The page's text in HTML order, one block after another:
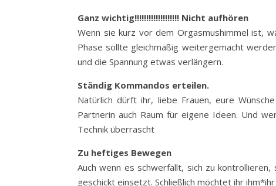
Ganz wichtig!!!!!!!!!!!!!!!!!!! Nicht aufhören
Wenn sie kurz vor dem Orgasmushimmel ist,
Phase sollte gleichmäßig weitergemacht
und die Spannung etwas verlängern.
Ständig Kommandos erteilen.
Natürlich dürft ihr, liebe Frauen, eure
Partnerin auch Raum für eigene Ideen. Und
Technik überrascht
Zu heftiges Bewegen
Auch wenn es schwerfällt, sich zu
geschickt einsetzt. Schließlich möchtet ihr